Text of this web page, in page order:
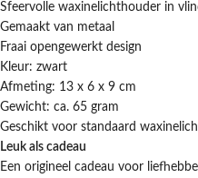
Sfeervolle waxinelichthouder in
Gemaakt van metaal
Fraai opengewerkt design
Kleur: zwart
Afmeting: 13 x 6 x 9 cm
Gewicht: ca. 65 gram
Geschikt voor standaard
Leuk als cadeau
Een origineel cadeau voor